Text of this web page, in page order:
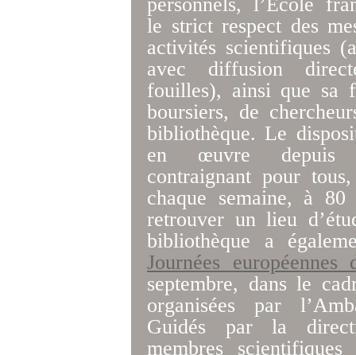
le strict respect des
activités scientifiques
avec diffusion
fouilles), ainsi que sa
boursiers, de
bibliothèque. Le
en œuvre depuis
contraignant pour
chaque semaine, à
retrouver un lieu
bibliothèque a
Journées européennes
septembre, dans le
organisées par
Guidés par la
membres